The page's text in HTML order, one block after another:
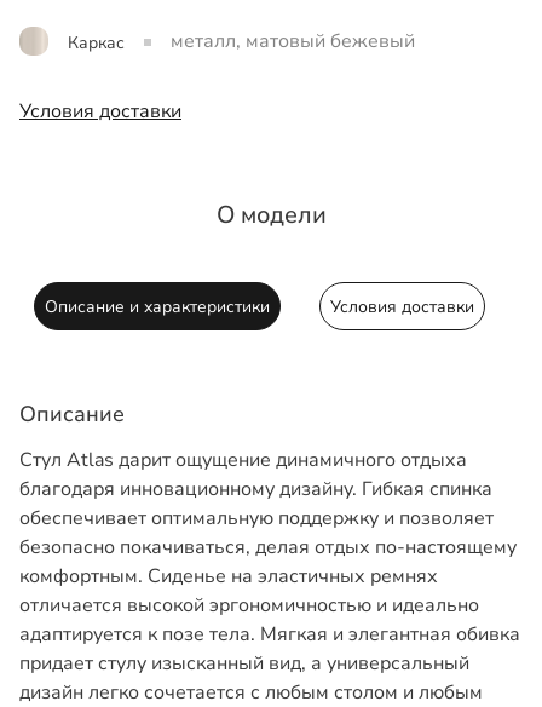
Каркас металл, матовый бежевый
Условия доставки
О модели
Описание и характеристики Условия доставки
Описание
Стул Atlas дарит ощущение динамичного отдыха
благодаря инновационному дизайну. Гибкая спинка
обеспечивает оптимальную поддержку и позволяет
безопасно покачиваться, делая отдых по-настоящему
комфортным. Сиденье на эластичных ремнях
отличается высокой эргономичностью и идеально
адаптируется к позе тела. Мягкая и элегантная обивка
придает стулу изысканный вид, а универсальный
дизайн легко сочетается с любым столом и любым